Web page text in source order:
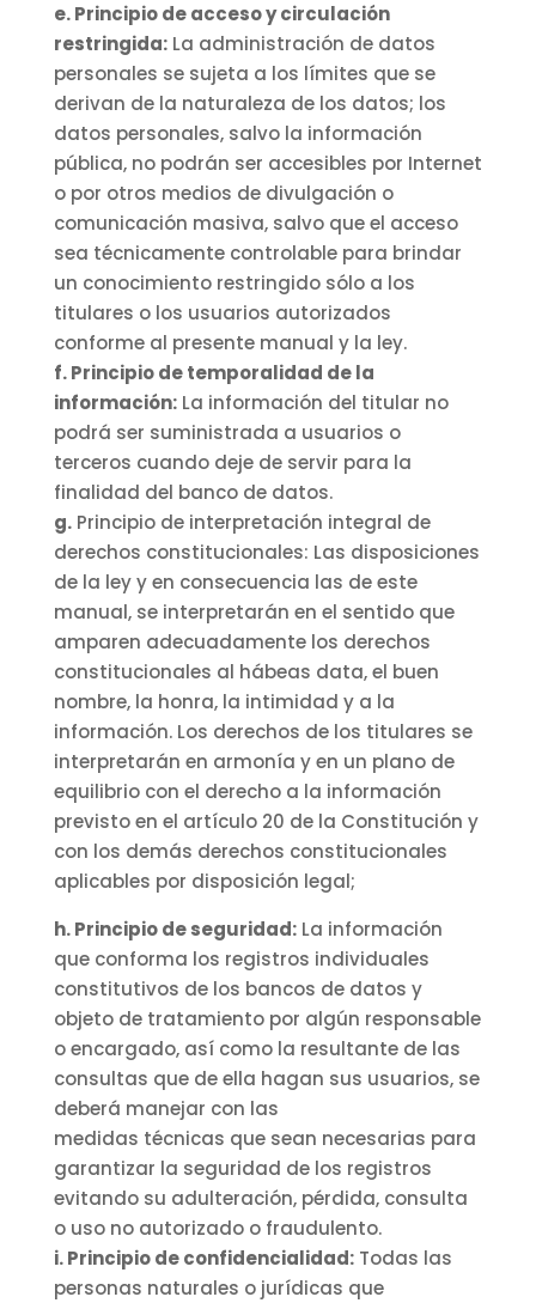
e. Principio de acceso y circulación
restringida:La administración de datos
personales se sujeta a los límites que se
derivan de la naturaleza de los datos; los
datos personales, salvo la información
pública, no podrán ser accesibles por Internet
o por otros medios de divulgación o
comunicación masiva, salvo que el acceso
sea técnicamente controlable para brindar
un conocimiento restringido sólo a los
titulares o los usuarios autorizados
conforme al presente manual y la ley.
f. Principio de temporalidad de la
información:La información del titular no
podrá ser suministrada a usuarios o
terceros cuando deje de servir para la
finalidad del banco de datos.
g.Principio de interpretación integral de
derechos constitucionales: Las disposiciones
de la ley y en consecuencia las de este
manual, se interpretarán en el sentido que
amparen adecuadamente los derechos
constitucionales al hábeas data, el buen
nombre, la honra, la intimidad y a la
información. Los derechos de los titulares se
interpretarán en armonía y en un plano de
equilibrio con el derecho a la información
previsto en el artículo 20 de la Constitución y
con los demás derechos constitucionales
aplicables por disposición legal;
h. Principio de seguridad:La información
que conforma los registros individuales
constitutivos de los bancos de datos y
objeto de tratamiento por algún responsable
o encargado, así como la resultante de las
consultas que de ella hagan sus usuarios, se
deberá manejar con las
medidas técnicas que sean necesarias para
garantizar la seguridad de los registros
evitando su adulteración, pérdida, consulta
o uso no autorizado o fraudulento.
i. Principio de confidencialidad:Todas las
personas naturales o jurídicas que